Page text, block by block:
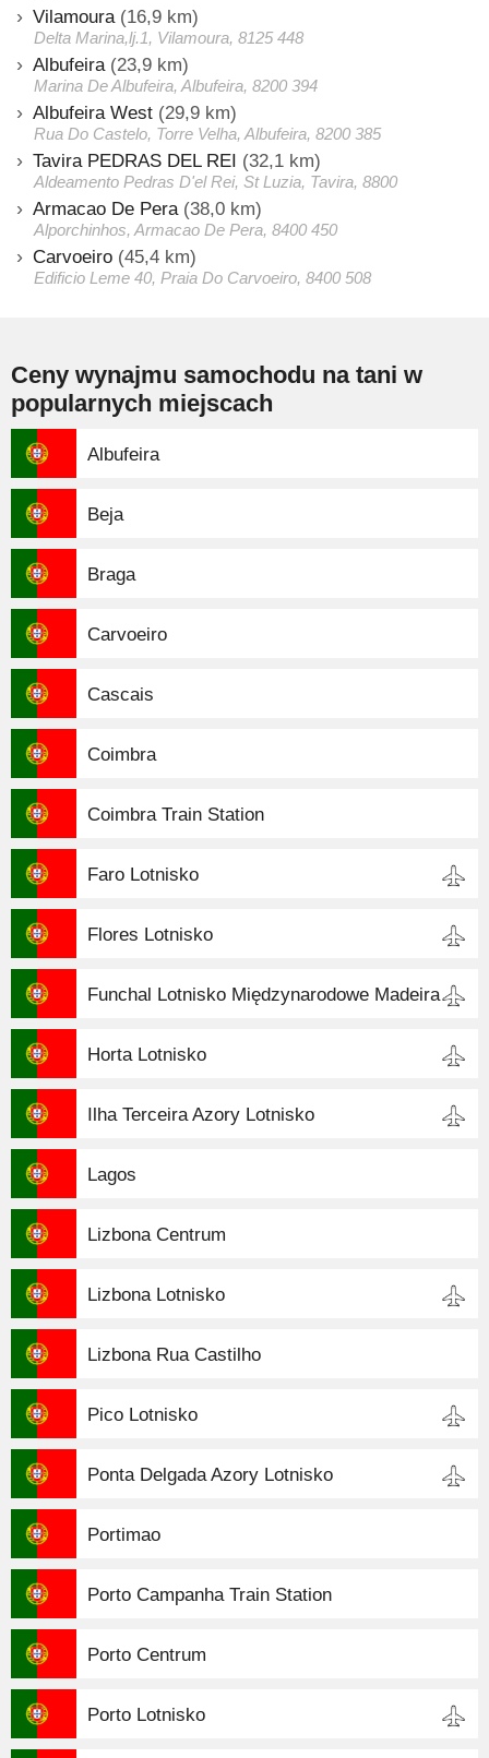
Vilamoura (16,9 km)
Delta Marina,lj.1, Vilamoura, 8125 448
Albufeira (23,9 km)
Marina De Albufeira, Albufeira, 8200 394
Albufeira West (29,9 km)
Rua Do Castelo, Torre Velha, Albufeira, 8200 385
Tavira PEDRAS DEL REI (32,1 km)
Aldeamento Pedras D'el Rei, St Luzia, Tavira, 8800
Armacao De Pera (38,0 km)
Alporchinhos, Armacao De Pera, 8400 450
Carvoeiro (45,4 km)
Edificio Leme 40, Praia Do Carvoeiro, 8400 508
Ceny wynajmu samochodu na tani w
popularnych miejscach
Albufeira
Beja
Braga
Carvoeiro
Cascais
Coimbra
Coimbra Train Station
Faro Lotnisko
Flores Lotnisko
Funchal Lotnisko Międzynarodowe Madeira
Horta Lotnisko
Ilha Terceira Azory Lotnisko
Lagos
Lizbona Centrum
Lizbona Lotnisko
Lizbona Rua Castilho
Pico Lotnisko
Ponta Delgada Azory Lotnisko
Portimao
Porto Campanha Train Station
Porto Centrum
Porto Lotnisko